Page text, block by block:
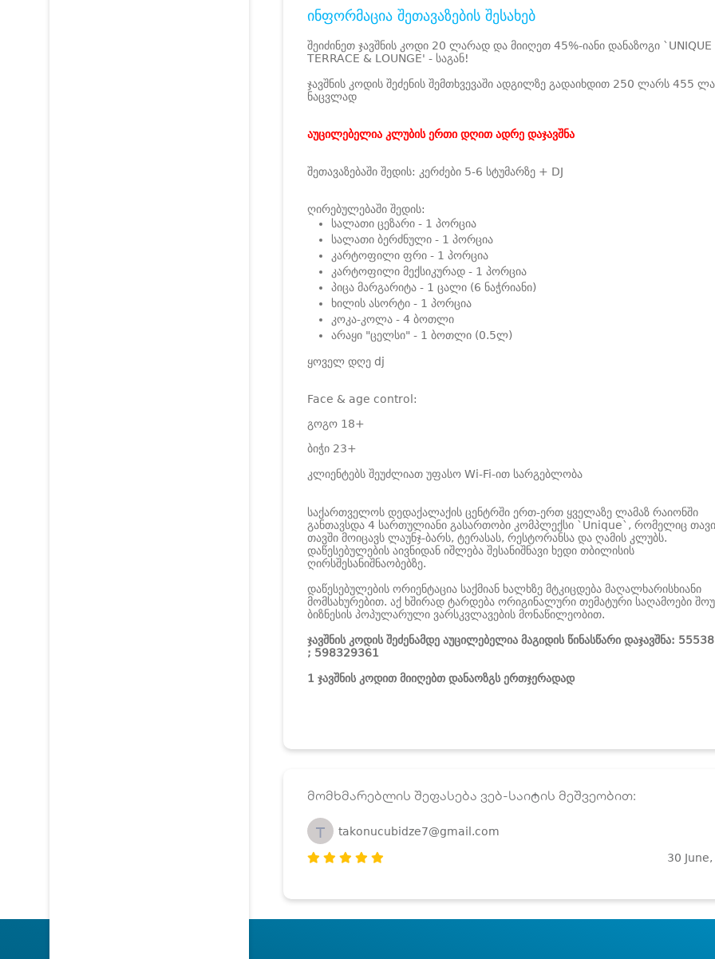
ინფორმაცია შეთავაზების შესახებ
შეიძინეთ ჯავშნის კოდი 20 ლარად და მიიღეთ 45%-იანი დანაზოგი `UNIQUE
TERRACE & LOUNGE' - საგან!
ჯავშნის კოდის შეძენის შემთხვევაში ადგილზე გადაიხდით 250 ლარს 455
ნაცვლად
აუცილებელია კლუბის ერთი დღით ადრე დაჯავშნა
შეთავაზებაში შედის: კერძები 5-6 სტუმარზე + DJ
ღირებულებაში შედის:
სალათი ცეზარი - 1 პორცია
სალათი ბერძნული - 1 პორცია
კარტოფილი ფრი - 1 პორცია
კარტოფილი მექსიკურად - 1 პორცია
პიცა მარგარიტა - 1 ცალი (6 ნაჭრიანი)
ხილის ასორტი - 1 პორცია
კოკა-კოლა - 4 ბოთლი
არაყი "ცელსი" - 1 ბოთლი (0.5ლ)
ყოველ დღე dj
Face & age control:
გოგო 18+
ბიჭი 23+
კლიენტებს შეუძლიათ უფასო Wi-Fi-ით სარგებლობა
საქართველოს დედაქალაქის ცენტრში ერთ-ერთ ყველაზე ლამაზ რაიონში
განთავსდა 4 სართულიანი გასართობი კომპლექსი `Unique`, რომელიც
თავში მოიცავს ლაუნჯ-ბარს, ტერასას, რესტორანსა და ღამის კლუბს.
დაწესებულების აივნიდან იშლება შესანიშნავი ხედი თბილისის
ღირსშესანიშნაობებზე.
დაწესებულების ორიენტაცია საქმიან ხალხზე მტკიცდება მაღალხარისხიანი
მომსახურებით. აქ ხშირად ტარდება ორიგინალური თემატური საღამოები შოუ
ბიზნესის პოპულარული ვარსკვლავების მონაწილეობით.
ჯავშნის კოდის შეძენამდე აუცილებელია მაგიდის წინასწარი დაჯავშნა:
; 598329361
1 ჯავშნის კოდით მიიღებთ დანაოზგს ერთჯერადად
მომხმარებლის შეფასება ვებ-საიტის მეშვეობით:
T takonucubidze7@gmail.com
30